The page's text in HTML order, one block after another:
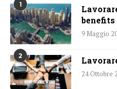
1
9 Maggio
2
24 Ottobre